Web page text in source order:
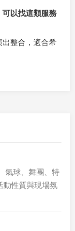
以找這類服務
整合，適合希
氣球、舞團、特
動性質與現場氛